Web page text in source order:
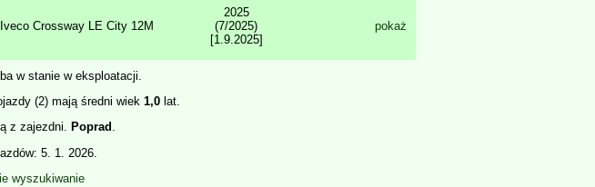
Iveco Crossway LE City 12M
2025
(7/2025)
[1.9.2025]
pokaż
w stanie w eksploatacji.
(2) mają średni wiek 1,0 lat.
z zajezdni. Poprad .
5. 1. 2026.
wyszukiwanie